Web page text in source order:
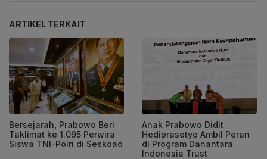
ARTIKEL TERKAIT
Bersejarah, Prabowo Beri
Taklimat ke 1.095 Perwira
Siswa TNI-Polri di Seskoad
Anak Prabowo Didit
Hediprasetyo Ambil Peran
di Program Danantara
Indonesia Trust